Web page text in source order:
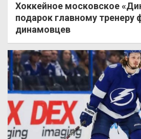
Хоккейное московское
подарок главному тренеру
динамовцев